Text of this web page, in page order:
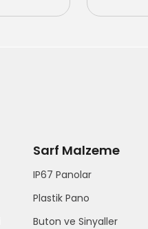
Sarf Malzeme
IP67 Panolar
Plastik Pano
Buton ve Sinyaller